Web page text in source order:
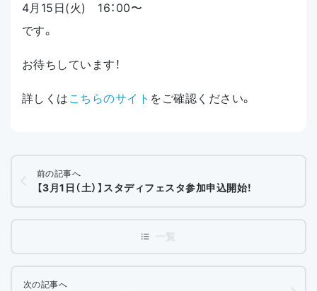
4月15日(火) 16：00〜
です。
お待ちしています！
詳しくは こちらのサイト をご確認ください。
前の記事へ
【3月1日（土）】スタディフェスタ参加申込開始！
次の記事へ